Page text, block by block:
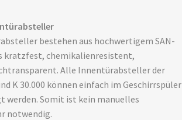
bestehen aus hochwertigem SAN-
kratzfest, chemikalienresistent,
Alle Innentürabsteller der
K 30.000 können einfach im Geschirrspüler
werden. Somit ist kein manuelles
notwendig.